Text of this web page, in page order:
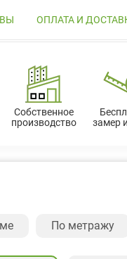
ОПЛАТА И
Собственное
производство
замер
По метражу